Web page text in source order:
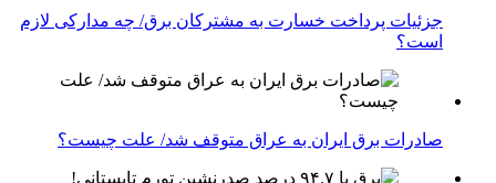
جزئیات پرداخت خسارت به مشترکان برق/ چه مدارکی لازم
است؟
صادرات برق ایران به عراق متوقف شد/ علت چیست؟